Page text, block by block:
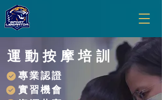
​運動按摩培訓
專業認證
實習機會